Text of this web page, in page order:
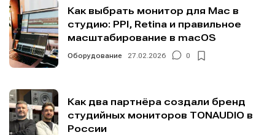
Как выбрать монитор для Mac в
студию: PPI, Retina и правильное
масштабирование в macOS
Оборудование 27.02.2026 0
Как два партнёра создали бренд
студийных мониторов TONAUDIO в
России